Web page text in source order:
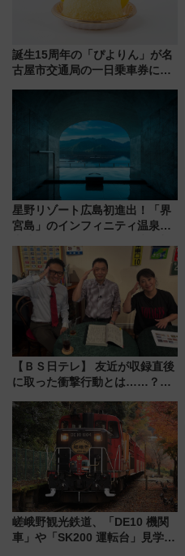
誕生15周年の「ぴよりん」が名
古屋市交通局の一日乗車券に！
星野リゾート広島初進出！「界
宮島」のインフィニティ温泉と
宿泊料金・アクセスは？（2026
年7月23日開業）
【ＢＳ日テレ】 友近が収録直後
に取った衝撃行動とは……？
で極上の夏祭り鉄道旅を放送
嵯峨野観光鉄道、「DE10 機関
車」や「SK200 運転台」見学ツ